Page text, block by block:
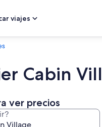
viajes
Cabin
ver precios